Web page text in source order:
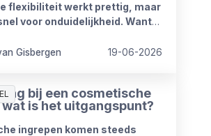
flexibiliteit werkt prettig, maar
voor onduidelijkheid. Want
En hoe blijft het werk
Gisbergen 19-06-2026
bij een cosmetische
is het uitgangspunt?
ingrepen komen steeds